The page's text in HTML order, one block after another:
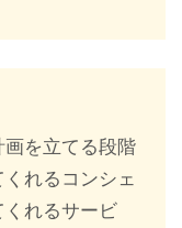
を立てる段階
れるコンシェ
れるサービ